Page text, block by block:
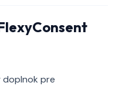
doplnok pre